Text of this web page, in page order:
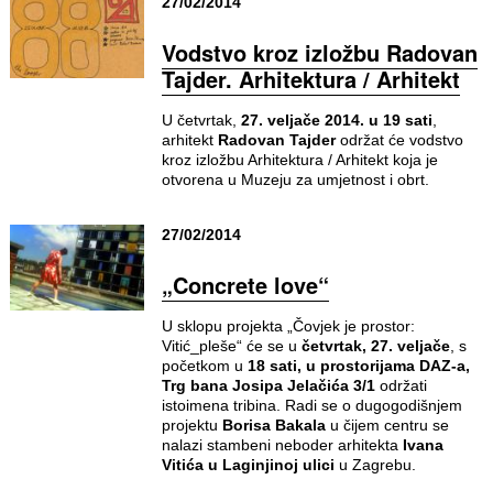
Vodstvo kroz izložbu Radovan
Tajder. Arhitektura / Arhitekt
U četvrtak, 27. veljače 2014. u 19 sati
arhitekt Radovan Tajderodržat će vodstvo
kroz izložbu Arhitektura / Arhitekt koja je
otvorena u Muzeju za umjetnost i obrt.
27/02/2014
„Concrete love“
U sklopu projekta „Čovjek je prostor:
Vitić_pleše“ će se u četvrtak, 27. veljače, s
početkom u 18 sati, u prostorijama DAZ-a,
Trg bana Josipa Jelačića 3/1 održati
istoimena tribina. Radi se o dugogodišnjem
projektu Borisa Bakalau čijem centru se
nalazi stambeni neboder arhitekta Ivana
Vitića u Laginjinoj ulici u Zagrebu.